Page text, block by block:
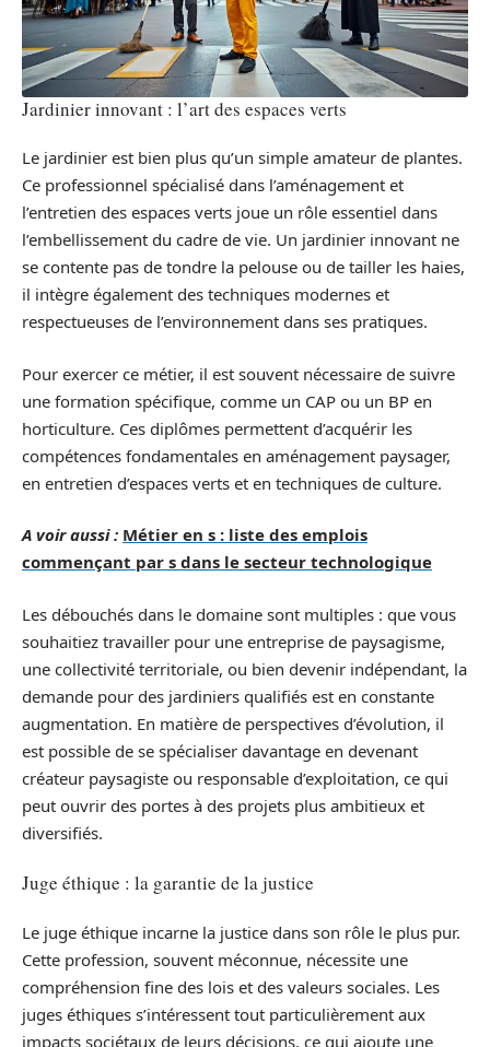
Jardinier innovant : l’art des espaces verts
Le jardinier est bien plus qu’un simple amateur de plantes.
Ce professionnel spécialisé dans l’aménagement et
l’entretien des espaces verts joue un rôle essentiel dans
l’embellissement du cadre de vie. Un jardinier innovant ne
se contente pas de tondre la pelouse ou de tailler les haies,
il intègre également des techniques modernes et
respectueuses de l’environnement dans ses pratiques.
Pour exercer ce métier, il est souvent nécessaire de suivre
une formation spécifique, comme un CAP ou un BP en
horticulture. Ces diplômes permettent d’acquérir les
compétences fondamentales en aménagement paysager,
en entretien d’espaces verts et en techniques de culture.
A voir aussi : Métier en s : liste des emplois
commençant par s dans le secteur technologique
Les débouchés dans le domaine sont multiples : que vous
souhaitiez travailler pour une entreprise de paysagisme,
une collectivité territoriale, ou bien devenir indépendant, la
demande pour des jardiniers qualifiés est en constante
augmentation. En matière de perspectives d’évolution, il
est possible de se spécialiser davantage en devenant
créateur paysagiste ou responsable d’exploitation, ce qui
peut ouvrir des portes à des projets plus ambitieux et
diversifiés.
Juge éthique : la garantie de la justice
Le juge éthique incarne la justice dans son rôle le plus pur.
Cette profession, souvent méconnue, nécessite une
compréhension fine des lois et des valeurs sociales. Les
juges éthiques s’intéressent tout particulièrement aux
impacts sociétaux de leurs décisions, ce qui ajoute une